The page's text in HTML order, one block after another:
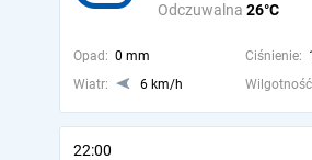
Odczuwalna 26°C
Opad: 0 mm Ciśnienie:
Wiatr:
6 km/h
22:00